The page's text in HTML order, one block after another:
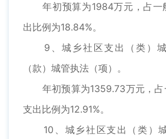
年初预算为1984万元，占一
出比例为18.84%。
9、城乡社区支出（类）城
（款）城管执法（项）。
年初预算为1359.73万元，占
支出比例为12.91%。
10、城乡社区支出（类）